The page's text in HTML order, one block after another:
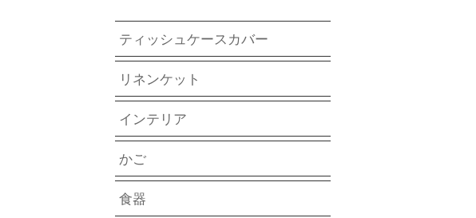
ティッシュケースカバー
リネンケット
インテリア
かご
食器